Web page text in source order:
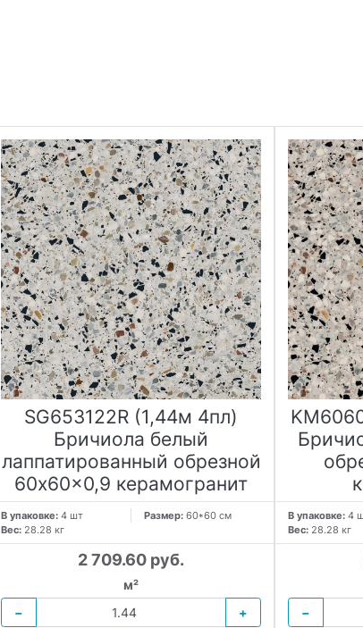
SG653122R (1,44м 4пл)
Бричиола белый
лаппатированный обрезной
60x60x0,9 керамогранит
В упаковке: 4 шт Размер: 60*60 см
Вес: 28.28 кг
2 709.60 руб.
м²
−
+
В упаковке: 4
Вес: 28.28 кг
−